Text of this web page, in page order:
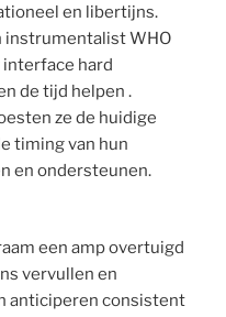
en libertijns.
WHO
hard
de tijd helpen .
ze de huidige
timing van hun
en ondersteunen.
een amp overtuigd
vervullen en
anticiperen consistent